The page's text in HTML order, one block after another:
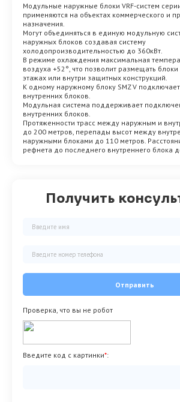
Получить
Отправить
Проверка, что вы не робот
Введите код с картинки*:
Модульные наружные блоки VRF-систем
применяются на объектах коммерческого и
назначения.
Могут объединяться в единую модульную
наружных блоков создавая систему
холодопроизводительностью до 360кВт.
В режиме охлаждения максимальная
воздуха +52°, что позволит размещать блоки
этажах или внутри защитных конструкций.
К одному наружному блоку SMZ V
внутренних блоков.
Модульная система поддерживает
внутренних блоков.
Протяженности трасс между наружным и
до 200 метров, перепады высот между
наружными блоками до 110 метров.
рефнета до последнего внутреннего блока